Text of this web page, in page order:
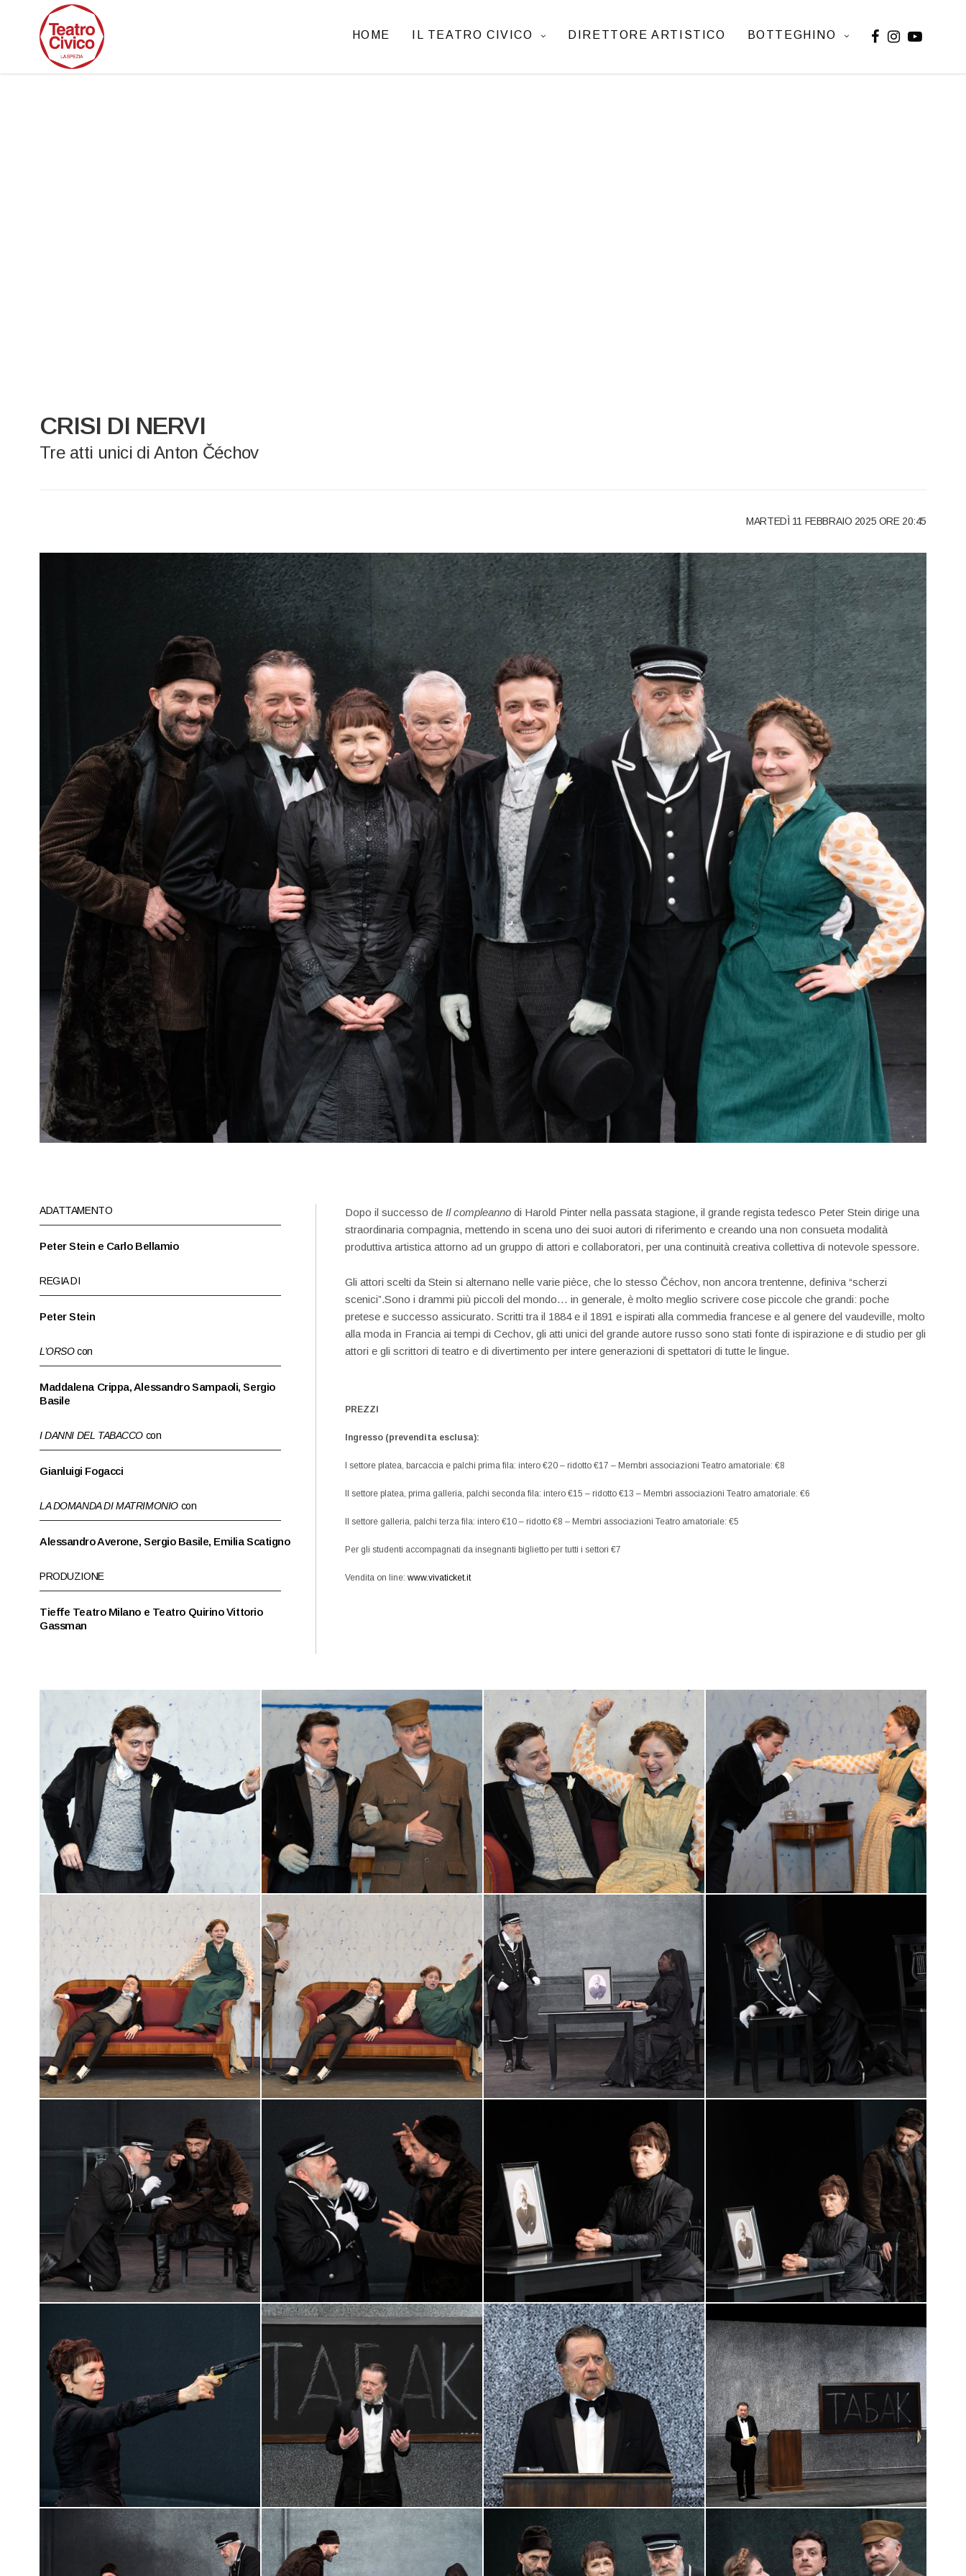
HOME IL TEATRO CIVICO DIRETTORE ARTISTICO BOTTEGHINO
CRISI DI NERVI
Tre atti unici di Anton Čéchov
MARTEDÌ 11 FEBBRAIO 2025 ORE 20:45
ADATTAMENTO
Peter Stein e Carlo Bellamio
REGIA DI
Peter Stein
L’ORSOcon
Maddalena Crippa, Alessandro Sampaoli, Sergio
Basile
I DANNI DEL TABACCO con
Gianluigi Fogacci
LA DOMANDA DI MATRIMONIOcon
Alessandro Averone, Sergio Basile, Emilia Scatigno
PRODUZIONE
Tieffe Teatro Milano e Teatro Quirino Vittorio
Gassman
Dopo il successo de Il compleannodi Harold Pinter nella passata stagione, il grande regista tedesco Peter Stein dirige una
straordinaria compagnia, mettendo in scena uno dei suoi autori di riferimento e creando una non consueta modalità
produttiva artistica attorno ad un gruppo di attori e collaboratori, per una continuità creativa collettiva di notevole spessore.
Gli attori scelti da Stein si alternano nelle varie pièce, che lo stesso Čéchov, non ancora trentenne, definiva “scherzi
scenici”.Sono i drammi più piccoli del mondo… in generale, è molto meglio scrivere cose piccole che grandi: poche
pretese e successo assicurato. Scritti tra il 1884 e il 1891 e ispirati alla commedia francese e al genere del vaudeville, molto
alla moda in Francia ai tempi di Cechov, gli atti unici del grande autore russo sono stati fonte di ispirazione e di studio per gli
attori e gli scrittori di teatro e di divertimento per intere generazioni di spettatori di tutte le lingue.
PREZZI
Ingresso (prevendita esclusa):
I settore platea, barcaccia e palchi prima fila: intero €20 – ridotto €17 – Membri associazioni Teatro amatoriale: €8
II settore platea, prima galleria, palchi seconda fila: intero €15 – ridotto €13 – Membri associazioni Teatro amatoriale: €6
II settore galleria, palchi terza fila: intero €10 – ridotto €8 – Membri associazioni Teatro amatoriale: €5
Per gli studenti accompagnati da insegnanti biglietto per tutti i settori €7
Vendita on line: www.vivaticket.it